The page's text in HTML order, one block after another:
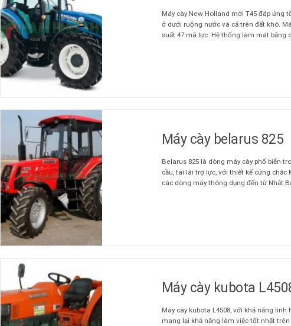
Máy cày New Holland mới T45 đáp ứng
ở dưới ruộng nước và cả trên đất khô.
suất 47 mã lực. Hệ thống làm mát bằng
Máy cày belarus 825
Belarus 825 là dòng máy cày phổ biến
cầu, tai lái trợ lực, với thiết kế cứng
các dòng máy thông dụng đến từ Nhật
Máy cày kubota
Máy cày kubota L4508, với khả năng
mang lại khả năng làm việc tốt nhất